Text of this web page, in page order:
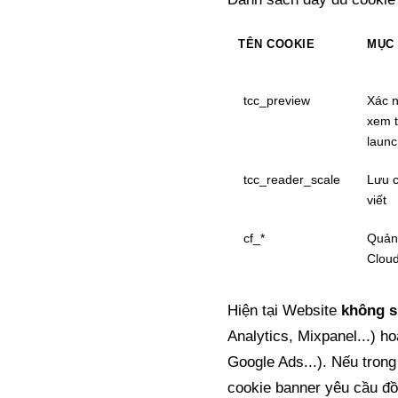
TÊN COOKIE
tcc_preview
Xác
xem
tcc_reader_scale
Lưu
viết
cf_*
Hiện tại Website không
Analytics, Mixpanel...)
Google Ads...). Nếu
cookie banner yêu cầu